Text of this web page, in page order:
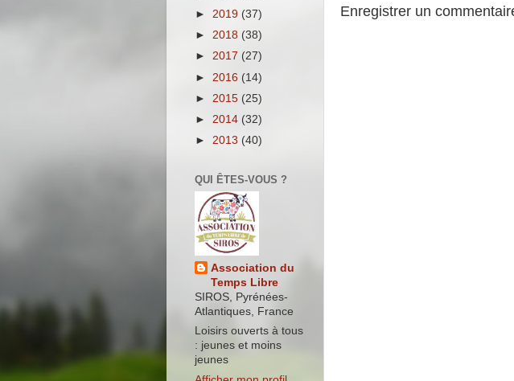
Enregistrer un
► 2019 (37)
► 2018 (38)
► 2017 (27)
► 2016 (14)
► 2015 (25)
► 2014 (32)
► 2013 (40)
QUI ÊTES-VOUS ?
Association du
Temps Libre
SIROS, Pyrénées-
Atlantiques, France
Loisirs ouverts à tous
: jeunes et moins
jeunes